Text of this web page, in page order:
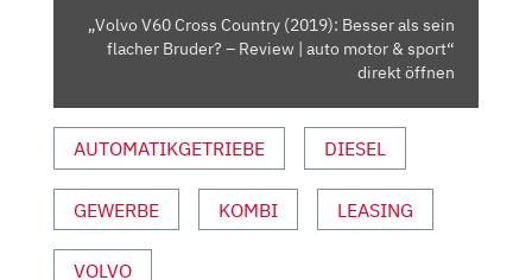
FLACHER
BRUDER?
|
AUTO
MOTOR
VON
„Volvo V60 Cross Country (2019): Besser als sein
flacher Bruder? – Review | auto motor & sport“
direkt öffnen
AUTOMATIKGETRIEBE DIESEL
GEWERBE KOMBI LEASING
VOLVO